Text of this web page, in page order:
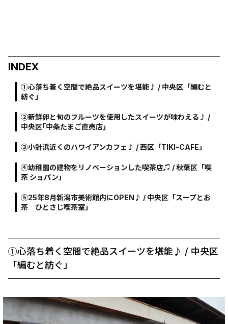
INDEX
①心落ち着く空間で絶品スイーツを堪能♪ / 中央区「編むと
紡ぐ」
②新鮮卵と旬のフルーツを使用したスイーツが味わえる♪ /
中央区｢中条たまご直売店｣
③小針浜近くのハワイアンカフェ♪ / 西区「TIKI-CAFE」
④幼稚園の建物をリノベーションした喫茶店♫ / 秋葉区「喫
茶 ショパン」
⑤25年8月新潟市美術館内にOPEN♪ / 中央区「スープとお
茶 ひとさじ喫茶室」
①心落ち着く空間で絶品スイーツを堪能♪ / 中央区
「編むと紡ぐ」